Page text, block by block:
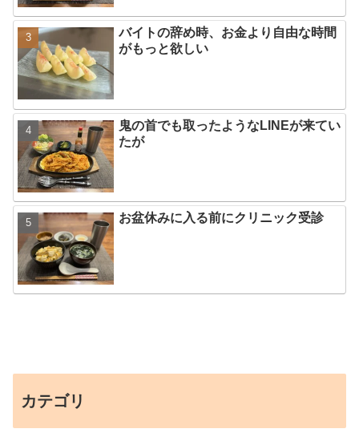
バイトの辞め時、お金より自由な時間
がもっと欲しい
鬼の首でも取ったようなLINEが来てい
たが
お盆休みに入る前にクリニック受診
カテゴリ